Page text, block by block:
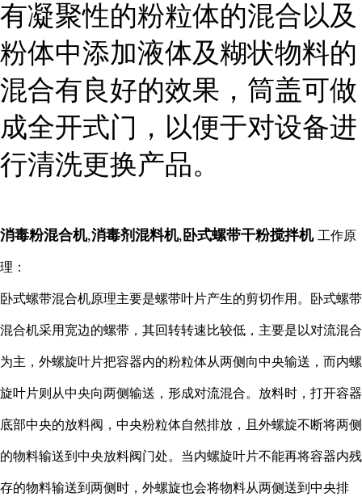
有凝聚性的粉粒体的混合以及
粉体中添加液体及糊状物料的
混合有良好的效果，筒盖可做
成全开式门，以便于对设备进
行清洗更换产品。
消毒粉混合机,消毒剂混料机, 卧式螺带干粉搅拌机 工作原
理：
卧式螺带混合机原理主要是螺带叶片产生的剪切作用。卧式螺带
混合机采用宽边的螺带，其回转转速比较低，主要是以对流混合
为主，外螺旋叶片把容器内的粉粒体从两侧向中央输送，而内螺
旋叶片则从中央向两侧输送，形成对流混合。放料时，打开容器
底部中央的放料阀，中央粉粒体自然排放，且外螺旋不断将两侧
的物料输送到中央放料阀门处。当内螺旋叶片不能再将容器内残
存的物料输送到两侧时，外螺旋也会将物料从两侧送到中央排